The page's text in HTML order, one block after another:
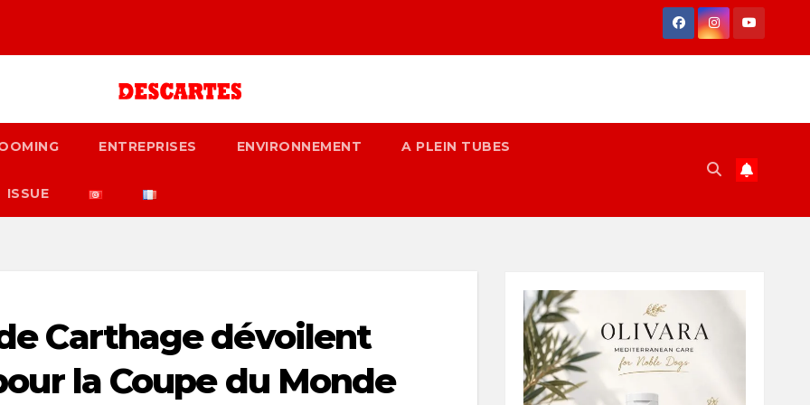
ENTREPRISES ENVIRONNEMENT A PLEIN TUBES
ISSUE
Carthage dévoilent
la Coupe du Monde